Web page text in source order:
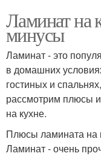
Ламинат на
минусы
Ламинат - это
в домашних
гостиных и
рассмотрим плюсы
на кухне.
Плюсы ламината на
Ламинат - очень